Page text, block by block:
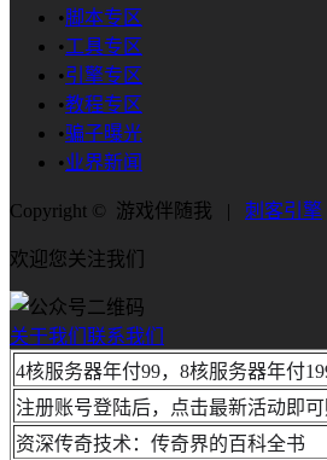
•脚本专区
•工具专区
•引擎专区
•教程专区
•骗子曝光
•业界新闻
Copyright © 游戏伴随我 | 刺客引擎
欢迎您关注我们
关于我们 联系我们
4核服务器年付99，8核服务器年付
注册账号登陆后，点击最新活动即
资深传奇技术：传奇界的百科全书